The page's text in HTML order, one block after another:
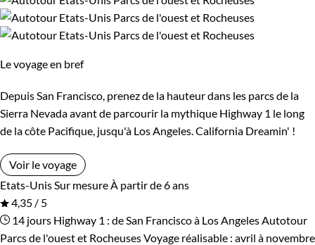
Guide de voyage Etats-Unis
Bord de mer et îles Désert
Le voyage en bref
Depuis San Francisco, prenez de la hauteur dans les parcs de la
Sierra Nevada avant de parcourir la mythique Highway 1 le long
de la côte Pacifique, jusqu'à Los Angeles. California Dreamin' !
Voir le voyage
Etats-Unis Sur mesure À partir de 6 ans
4,35 / 5
14 jours Highway 1 : de San Francisco à Los Angeles Autotour
Parcs de l'ouest et RocheusesVoyage réalisable : avril à novembre